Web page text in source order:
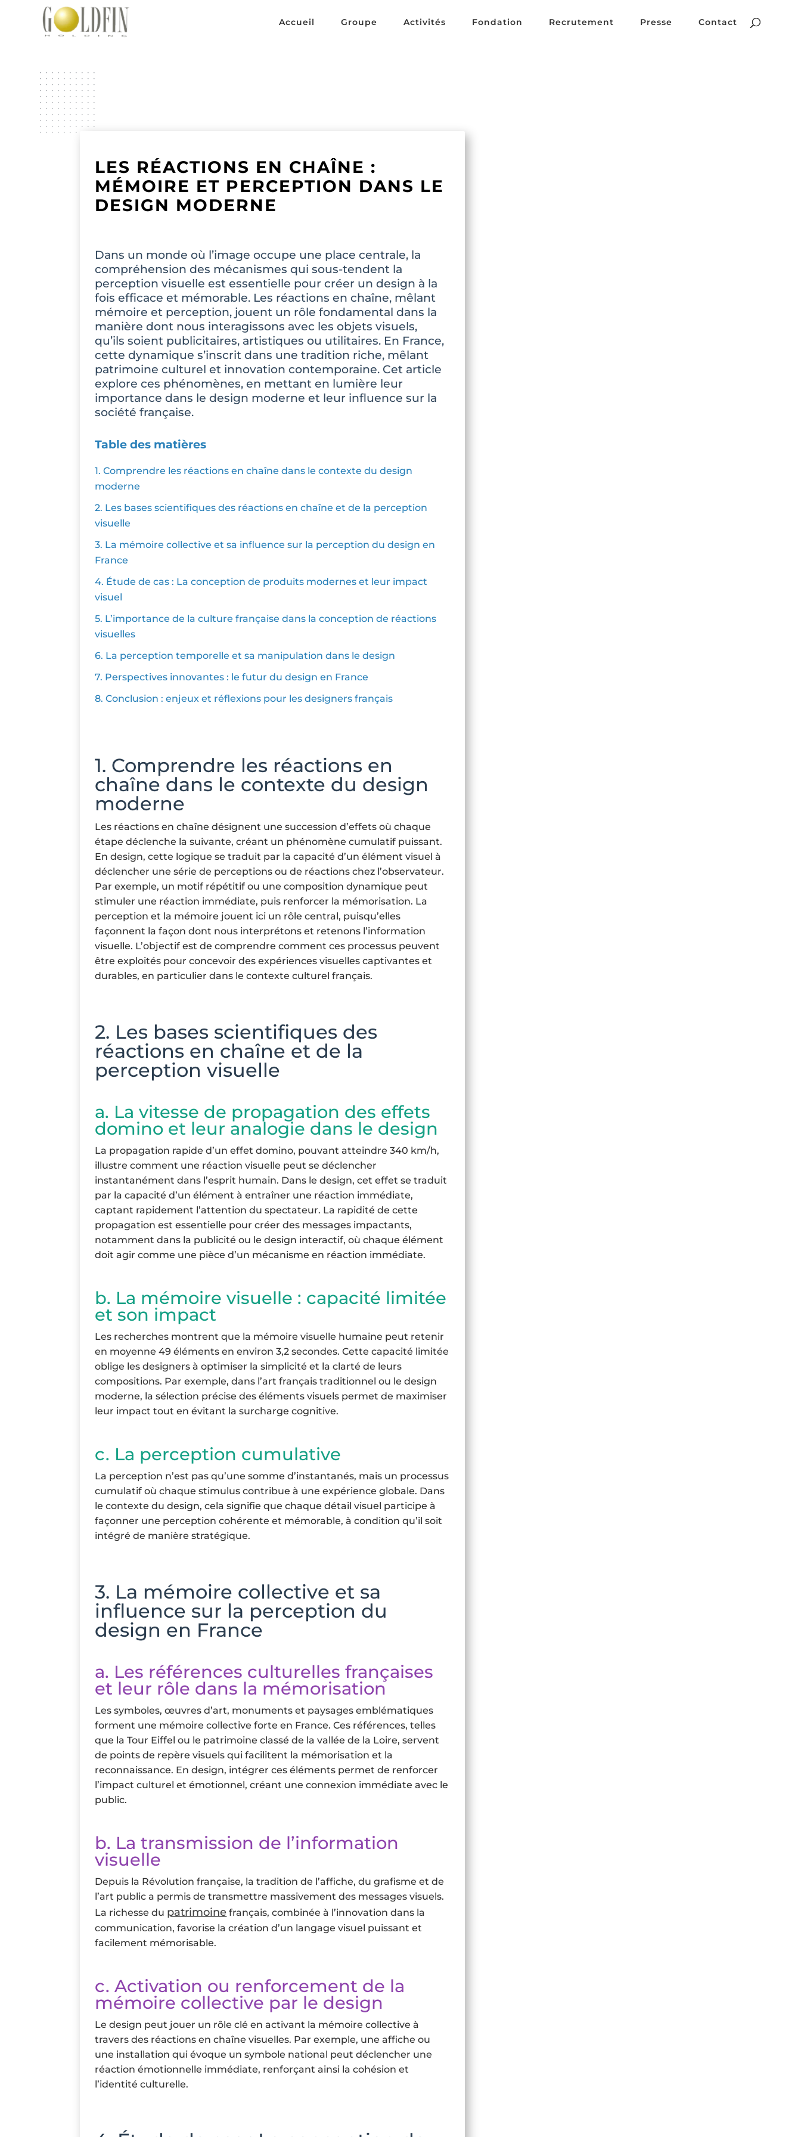
Accueil Groupe Activités Fondation Recrutement Presse Contact
LES RÉACTIONS EN CHAÎNE :
MÉMOIRE ET PERCEPTION DANS LE
DESIGN MODERNE
Dans un monde où l’image occupe une place centrale, la
compréhension des mécanismes qui sous-tendent la
perception visuelle est essentielle pour créer un design à la
fois efficace et mémorable. Les réactions en chaîne, mêlant
mémoire et perception, jouent un rôle fondamental dans la
manière dont nous interagissons avec les objets visuels,
qu’ils soient publicitaires, artistiques ou utilitaires. En France,
cette dynamique s’inscrit dans une tradition riche, mêlant
patrimoine culturel et innovation contemporaine. Cet article
explore ces phénomènes, en mettant en lumière leur
importance dans le design moderne et leur influence sur la
société française.
Table des matières
1. Comprendre les réactions en chaîne dans le contexte du design
moderne
2. Les bases scientifiques des réactions en chaîne et de la perception
visuelle
3. La mémoire collective et sa influence sur la perception du design en
France
4. Étude de cas : La conception de produits modernes et leur impact
visuel
5. L’importance de la culture française dans la conception de réactions
visuelles
6. La perception temporelle et sa manipulation dans le design
7. Perspectives innovantes : le futur du design en France
8. Conclusion : enjeux et réflexions pour les designers français
1. Comprendre les réactions en
chaîne dans le contexte du design
moderne
Les réactions en chaîne désignent une succession d’effets où chaque
étape déclenche la suivante, créant un phénomène cumulatif puissant.
En design, cette logique se traduit par la capacité d’un élément visuel à
déclencher une série de perceptions ou de réactions chez l’observateur.
Par exemple, un motif répétitif ou une composition dynamique peut
stimuler une réaction immédiate, puis renforcer la mémorisation. La
perception et la mémoire jouent ici un rôle central, puisqu’elles
façonnent la façon dont nous interprétons et retenons l’information
visuelle. L’objectif est de comprendre comment ces processus peuvent
être exploités pour concevoir des expériences visuelles captivantes et
durables, en particulier dans le contexte culturel français.
2. Les bases scientifiques des
réactions en chaîne et de la
perception visuelle
a. La vitesse de propagation des effets
domino et leur analogie dans le design
La propagation rapide d’un effet domino, pouvant atteindre 340 km/h,
illustre comment une réaction visuelle peut se déclencher
instantanément dans l’esprit humain. Dans le design, cet effet se traduit
par la capacité d’un élément à entraîner une réaction immédiate,
captant rapidement l’attention du spectateur. La rapidité de cette
propagation est essentielle pour créer des messages impactants,
notamment dans la publicité ou le design interactif, où chaque élément
doit agir comme une pièce d’un mécanisme en réaction immédiate.
b. La mémoire visuelle : capacité limitée
et son impact
Les recherches montrent que la mémoire visuelle humaine peut retenir
en moyenne 49 éléments en environ 3,2 secondes. Cette capacité limitée
oblige les designers à optimiser la simplicité et la clarté de leurs
compositions. Par exemple, dans l’art français traditionnel ou le design
moderne, la sélection précise des éléments visuels permet de maximiser
leur impact tout en évitant la surcharge cognitive.
c. La perception cumulative
La perception n’est pas qu’une somme d’instantanés, mais un processus
cumulatif où chaque stimulus contribue à une expérience globale. Dans
le contexte du design, cela signifie que chaque détail visuel participe à
façonner une perception cohérente et mémorable, à condition qu’il soit
intégré de manière stratégique.
3. La mémoire collective et sa
influence sur la perception du
design en France
a. Les références culturelles françaises
et leur rôle dans la mémorisation
Les symboles, œuvres d’art, monuments et paysages emblématiques
forment une mémoire collective forte en France. Ces références, telles
que la Tour Eiffel ou le patrimoine classé de la vallée de la Loire, servent
de points de repère visuels qui facilitent la mémorisation et la
reconnaissance. En design, intégrer ces éléments permet de renforcer
l’impact culturel et émotionnel, créant une connexion immédiate avec le
public.
b. La transmission de l’information
visuelle
Depuis la Révolution française, la tradition de l’affiche, du grafisme et de
l’art public a permis de transmettre massivement des messages visuels.
La richesse du patrimoine français, combinée à l’innovation dans la
communication, favorise la création d’un langage visuel puissant et
facilement mémorisable.
c. Activation ou renforcement de la
mémoire collective par le design
Le design peut jouer un rôle clé en activant la mémoire collective à
travers des réactions en chaîne visuelles. Par exemple, une affiche ou
une installation qui évoque un symbole national peut déclencher une
réaction émotionnelle immédiate, renforçant ainsi la cohésion et
l’identité culturelle.